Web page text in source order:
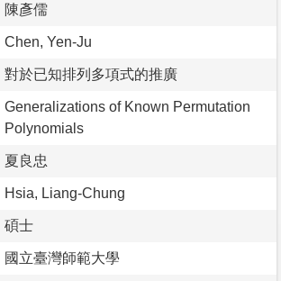
陳彥儒
Chen, Yen-Ju
對於已知排列多項式的推廣
Generalizations of Known Permutation
Polynomials
夏良忠
Hsia, Liang-Chung
碩士
國立臺灣師範大學